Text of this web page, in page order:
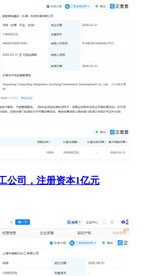
公司，注册资本1亿元